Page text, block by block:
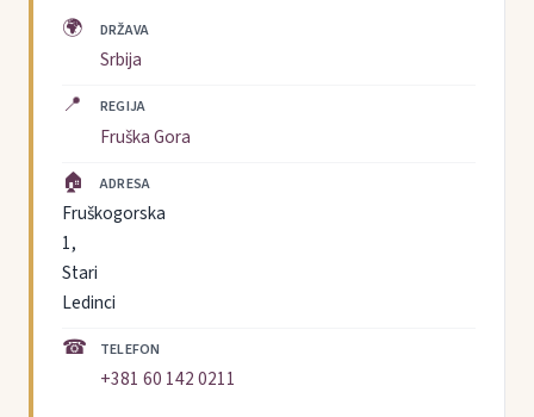
🌍 DRŽAVA
Srbija
📍 REGIJA
Fruška Gora
🏠 ADRESA
Fruškogorska
1,
Stari
Ledinci
☎ TELEFON
+381 60 142 0211